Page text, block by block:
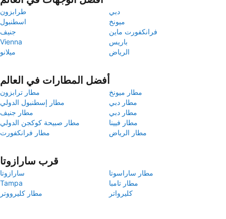
طرابزون
دبي
اسطنبول
ميونخ
جنيف
فرانكفورت ماين
Vienna
باريس
ميلانو
الرياض
أفضل المطارات في العالم
مطار ترابزون
مطار ميونخ
مطار إسطنبول الدولي
مطار دبي
مطار جنيف
مطار دبي
مطار صبيحة كوكجن الدولي
مطار فيينا
مطار فرانكفورت
مطار الرياض
قرب سارازوتا
سارازوتا
مطار ساراسوتا
Tampa
مطار تامبا
مطار كليرووتر
كليرواتر